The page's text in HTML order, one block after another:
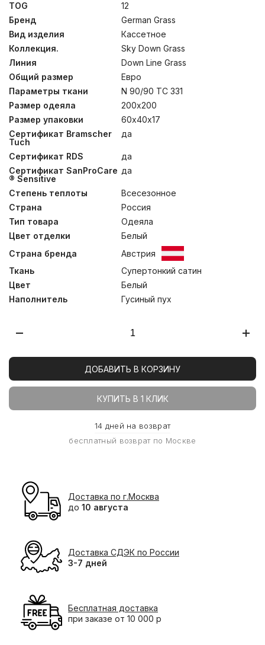
Германии. Высочайшей оценки требует буквально все:
от высококачественного сырья и тончайшей пряжи до
заключительной эксклюзивной отделки тканей. Этим
знаком отмечены все изделия коллекции SKY DOWN
GRASS, подтверждая их превосходное качество.
Ткань Супертонкий сатин состоит из волокон
TENCEL® и длинноволокнистого египетского хлопка,
прошедшего финишную обработку SanProCare®
Sensitive. Она позволяет материалу усиленно
поглощать и отдавать влагу. Ткани сертифицированы
по OEKO-TEX® Standard 100 – международному
стандарту безопасности текстильных изделий.
Наполнителем для эксклюзивной коллекции служит
гусиный пух категории “Экстра” повышенной
обладает особенной пушистостью и лучшей
теплоизоляционной способностью. Для обеспечения
особых гигиенических свойств, изделия прошли
обработку методом озонирования Ozone Pure 360
Grass. Стирка при температуре до 30°С.
TOG
12
Бренд
German Grass
Вид изделия
Кассетное
Коллекция.
Sky Down Grass
Линия
Down Line Grass
Общий размер
Евро
Параметры ткани
N 90/90 TC 331
Размер одеяла
200х200
Размер упаковки
60х40х17
Сертификат Bramscher
Tuch
да
Сертификат RDS
да
Сертификат SanProCare
® Sensitive
да
Степень теплоты
Всесезонное
Страна
Россия
Тип товара
Одеяла
Цвет отделки
Белый
Страна бренда
Австрия
Ткань
Супертонкий сатин
Цвет
Белый
Наполнитель
Гусиный пух
ДОБАВИТЬ В КОРЗИНУ
КУПИТЬ В 1 КЛИК
14 дней на возврат
бесплатный возврат по Москве
Доставка по г.Москва
до 10 августа
Доставка СДЭК по России
3-7 дней
Бесплатная доставка
при заказе от 10 000 р